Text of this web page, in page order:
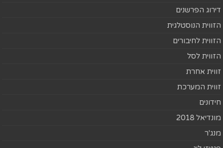
דירוג הפרשנים
הזווית הנוסטלגית
הזווית לחיבורים
הזווית לסל
זווית אחרת
זווית המערכת
חידונים
מונדיאל 2018
מנג'ר